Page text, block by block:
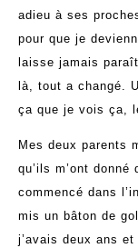
adieu à ses
pour que je
laisse jamais
là, tout a changé.
ça que je vois ça,
Mes deux parents
qu’ils m’ont
commencé dans
mis un bâton de
j’avais deux ans